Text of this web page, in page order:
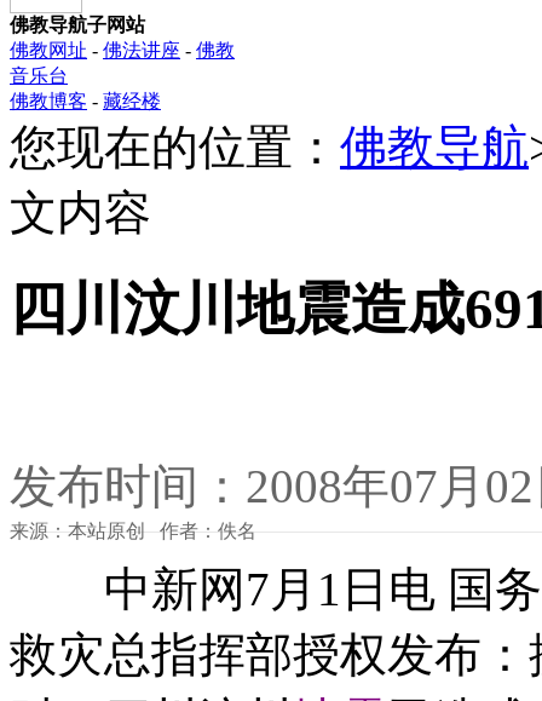
佛教导航子网站
佛教网址 - 佛法讲座 - 佛教
音乐台
佛教博客 - 藏经楼
您现在的位置： 佛教导航
文内容
四川汶川地震造成
发布时间：2008年07月
来源：本站原创 作者：佚名
中新网7月1日电 国务
救灾总指挥部授权发布